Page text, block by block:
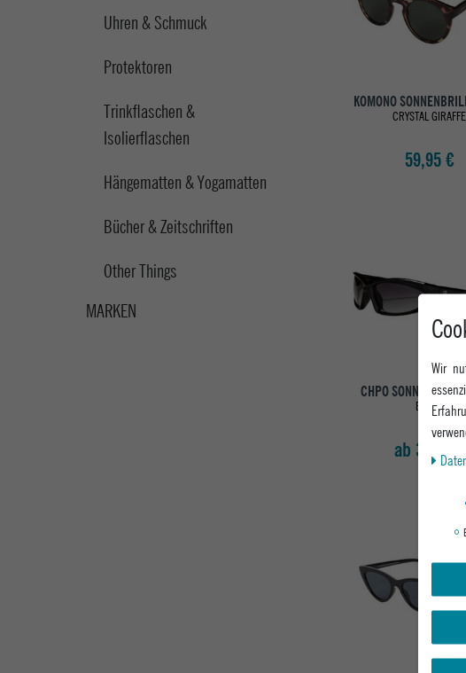
Uhren & Schmuck
Protektoren
Trinkflaschen &
Isolierflaschen
Hängematten & Yogamatten
Bücher & Zeitschriften
Other Things
MARKEN
KOMONO
CRYSTAL GIRAFFE
59,95 €
CHPO
BLACK
ab 34,95 €
Wir